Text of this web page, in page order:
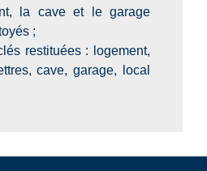
la cave et le garage
;
restituées : logement,
cave, garage, local